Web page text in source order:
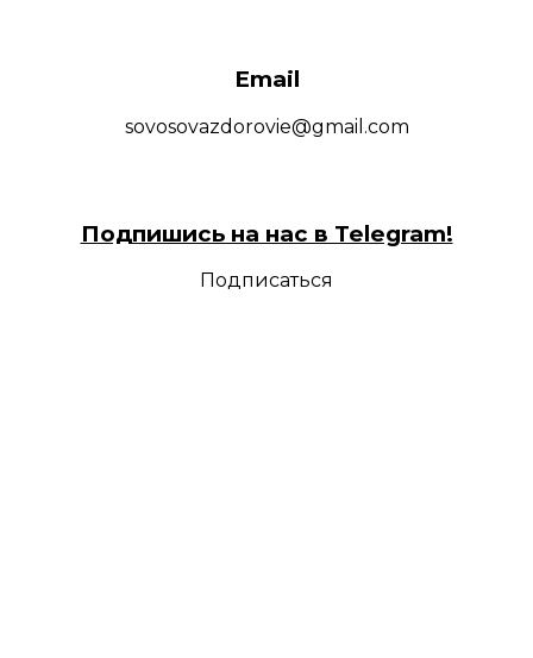
Email
sovosovazdorovie@gmail.com
Подпишись на нас в Telegram!
Подписаться